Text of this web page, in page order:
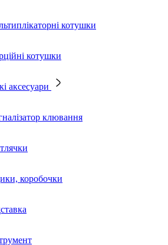
котушки
котушки
аксесуари
клювання
коробочки